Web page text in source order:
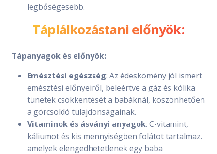
legbőségesebb.
Táplálkozástani előnyök:
Tápanyagok és előnyök:
Emésztési egészség: Az édeskömény jól ismert
emésztési előnyeiről, beleértve a gáz és kólika
tünetek csökkentését a babáknál, köszönhetően
a görcsoldó tulajdonságainak.
Vitaminok és ásványi anyagok: C-vitamint,
káliumot és kis mennyiségben folátot tartalmaz,
amelyek elengedhetetlenek egy baba